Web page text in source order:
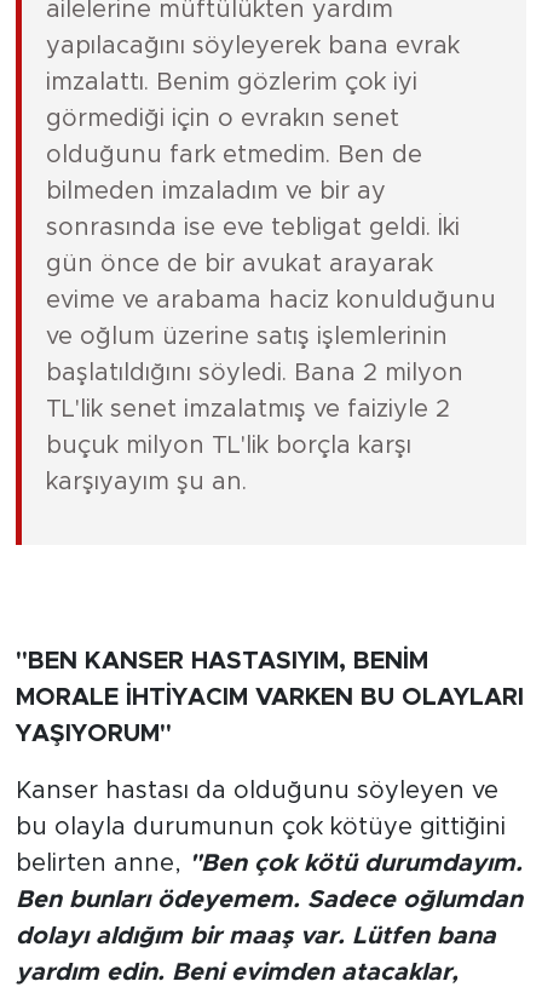
ailelerine müftülükten yardım
yapılacağını söyleyerek bana evrak
imzalattı. Benim gözlerim çok iyi
görmediği için o evrakın senet
olduğunu fark etmedim. Ben de
bilmeden imzaladım ve bir ay
sonrasında ise eve tebligat geldi. İki
gün önce de bir avukat arayarak
evime ve arabama haciz konulduğunu
ve oğlum üzerine satış işlemlerinin
başlatıldığını söyledi. Bana 2 milyon
TL'lik senet imzalatmış ve faiziyle 2
buçuk milyon TL'lik borçla karşı
karşıyayım şu an.
"BEN KANSER HASTASIYIM, BENİM
MORALE İHTİYACIM VARKEN BU OLAYLARI
YAŞIYORUM"
Kanser hastası da olduğunu söyleyen ve
bu olayla durumunun çok kötüye gittiğini
belirten anne, "Ben çok kötü durumdayım.
Ben bunları ödeyemem. Sadece oğlumdan
dolayı aldığım bir maaş var. Lütfen bana
yardım edin. Beni evimden atacaklar,